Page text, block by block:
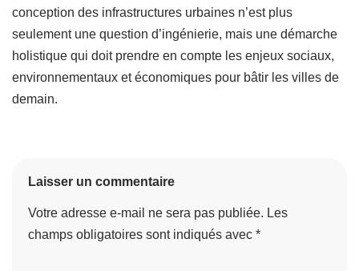
conception des infrastructures urbaines n’est plus
seulement une question d’ingénierie, mais une démarche
holistique qui doit prendre en compte les enjeux sociaux,
environnementaux et économiques pour bâtir les villes de
demain.
Laisser un commentaire
Votre adresse e-mail ne sera pas publiée. Les
champs obligatoires sont indiqués avec *